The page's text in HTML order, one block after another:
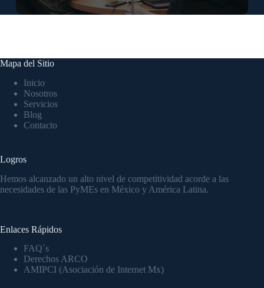
Mapa del Sitio
Inicio
Nosotros
Servicios
Blog
Contacto
Logros
Hemos alcanzado un alto nivel de competitividad acorde a las
necesidades de las PyMEs en México y América Latina.
Enlaces Rápidos
FAQ´s
Derechos ARCO
AMIPCI (Asociación de Internet Mx)